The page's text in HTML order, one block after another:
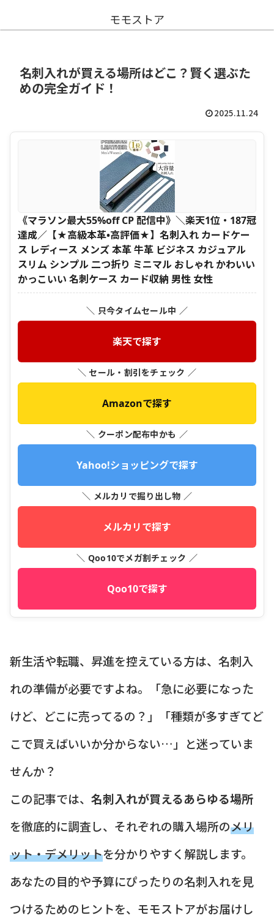
モモストア
名刺入れが買える場所はどこ？賢く選ぶた
めの完全ガイド！
2025.11.24
《マラソン最大55%off CP 配信中》＼楽天1位・187冠
達成／【★高級本革•高評価★】名刺入れ カードケー
ス レディース メンズ 本革 牛革 ビジネス カジュアル
スリム シンプル 二つ折り ミニマル おしゃれ かわいい
かっこいい 名刺ケース カード収納 男性 女性
＼ 只今タイムセール中 ／
楽天で探す
＼ セール・割引をチェック ／
Amazonで探す
＼ クーポン配布中かも ／
Yahoo!ショッピングで探す
＼ メルカリで掘り出し物 ／
メルカリで探す
＼ Qoo10でメガ割チェック ／
Qoo10で探す
新生活や転職、昇進を控えている方は、名刺入
れの準備が必要ですよね。「急に必要になった
けど、どこに売ってるの？」「種類が多すぎてど
こで買えばいいか分からない…」と迷っていま
せんか？
この記事では、 名刺入れが買えるあらゆる場所
を徹底的に調査し、それぞれの購入場所のメリ
ット・デメリットを分かりやすく解説します。
あなたの目的や予算にぴったりの名刺入れを見
つけるためのヒントを、モモストアがお届けし